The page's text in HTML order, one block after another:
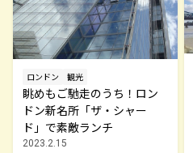
ロンドン 観光
眺めもご馳走のうち！ロン
ドン新名所「ザ・シャー
ド」で素敵ランチ
2023.2.15